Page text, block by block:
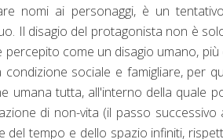
nomi ai personaggi, è un
Il disagio del protagonista non è
come un disagio umano,
sociale e famigliare, per
umana tutta, all'interno della quale
di non-vita (il passo
tempo e dello spazio infiniti,